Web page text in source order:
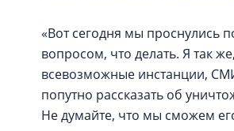
«Вот сегодня мы проснулись
вопросом, что делать. Я так
всевозможные инстанции,
попутно рассказать об
Не думайте, что мы сможем